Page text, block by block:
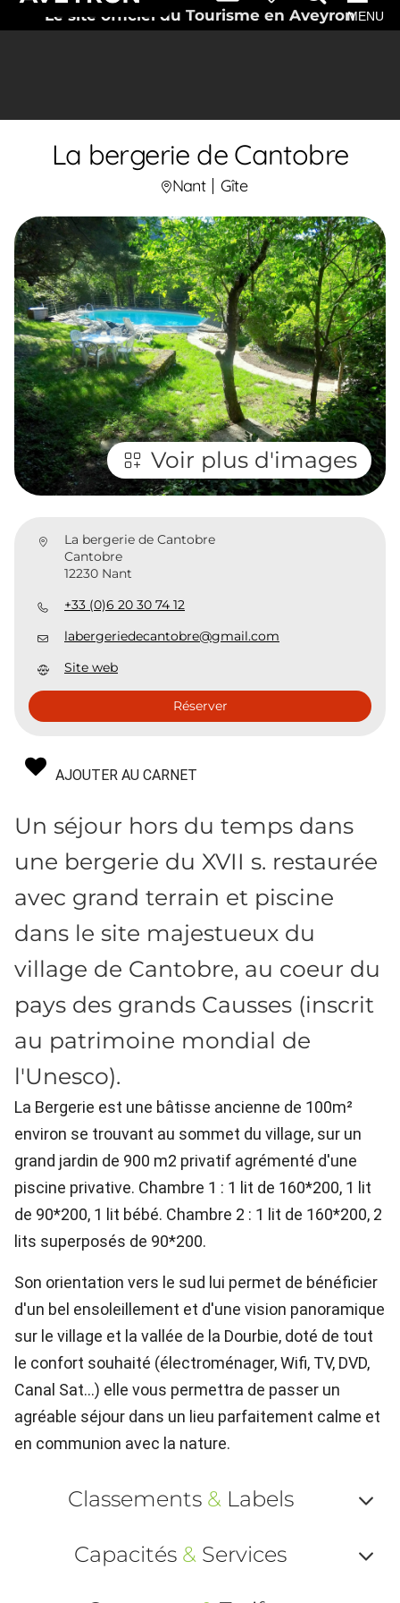
Le site officiel du Tourisme en AveyronMENU
La bergerie de Cantobre
Nant Gîte
Voir plus d'images
La bergerie de Cantobre
Cantobre
12230 Nant
+33 (0)6 20 30 74 12
labergeriedecantobre@gmail.com
Site web
Réserver
AJOUTER AU CARNET
Un séjour hors du temps dans
une bergerie du XVII s. restaurée
avec grand terrain et piscine
dans le site majestueux du
village de Cantobre, au coeur du
pays des grands Causses (inscrit
au patrimoine mondial de
l'Unesco).
La Bergerie est une bâtisse ancienne de 100m²
environ se trouvant au sommet du village, sur un
grand jardin de 900 m2 privatif agrémenté d'une
piscine privative. Chambre 1 : 1 lit de 160*200, 1 lit
de 90*200, 1 lit bébé. Chambre 2 : 1 lit de 160*200, 2
lits superposés de 90*200.
Son orientation vers le sud lui permet de bénéficier
d'un bel ensoleillement et d'une vision panoramique
sur le village et la vallée de la Dourbie, doté de tout
le confort souhaité (électroménager, Wifi, TV, DVD,
Canal Sat...) elle vous permettra de passer un
agréable séjour dans un lieu parfaitement calme et
en communion avec la nature.
Classements &Labels
ou
Capacités & Services